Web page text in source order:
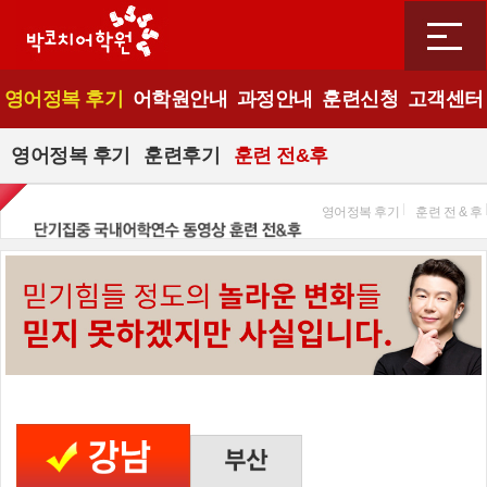
영어정복 후기 어학원안내 과정안내 훈련신청 고객센터
영어정복 후기 훈련후기 훈련 전&후
영어정복 후기 훈련 전 & 후